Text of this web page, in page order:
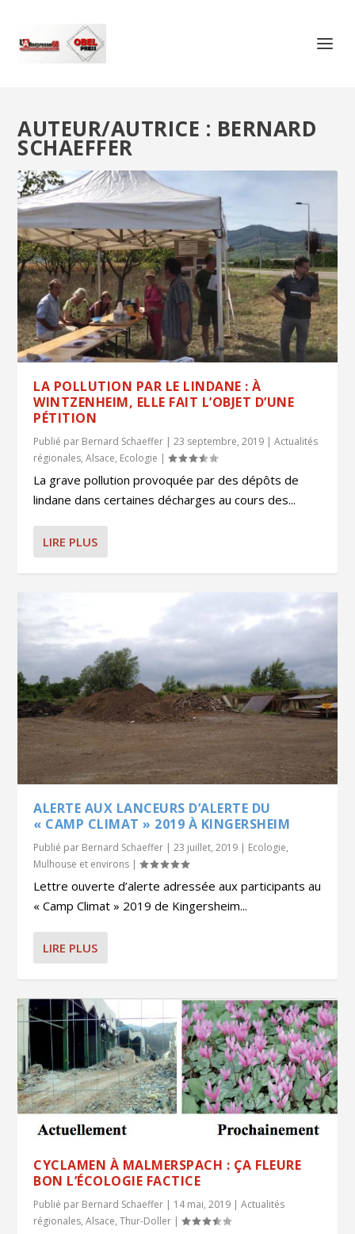
AUTEUR/AUTRICE : BERNARD
SCHAEFFER
LA POLLUTION PAR LE LINDANE : À
WINTZENHEIM, ELLE FAIT L’OBJET D’UNE
PÉTITION
Publié par Bernard Schaeffer |23 septembre, 2019 |Actualités
régionales,Alsace, Ecologie |
La grave pollution provoquée par des dépôts de
lindane dans certaines décharges au cours des...
LIRE PLUS
ALERTE AUX LANCEURS D’ALERTE DU
« CAMP CLIMAT » 2019 À KINGERSHEIM
Publié par Bernard Schaeffer |23 juillet, 2019 | Ecologie,
Mulhouse et environs |
Lettre ouverte d’alerte adressée aux participants au
« Camp Climat » 2019 de Kingersheim...
LIRE PLUS
CYCLAMEN À MALMERSPACH : ÇA FLEURE
BON L’ÉCOLOGIE FACTICE
Publié par Bernard Schaeffer | 14 mai, 2019 |Actualités
régionales,Alsace,Thur-Doller |